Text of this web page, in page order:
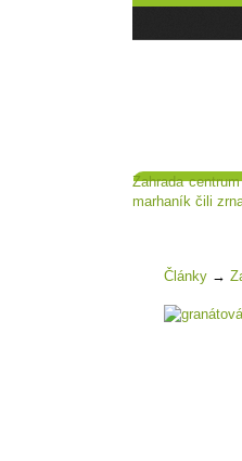
Zahrada
marhaník čili
Hlavní
Články →